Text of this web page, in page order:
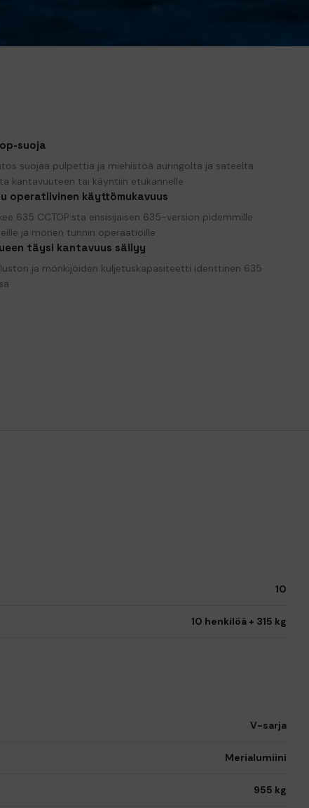
suoja
suojaa pulpettia ja miehistöä auringolta ja sateelta
kantavuuteen tai käyntiin etukannelle
operatiivinen käyttömukavuus
635 CCTOP:sta ensisijaisen 635-version pidemmille
ja monen tunnin operaatioille
täysi kantavuus säilyy
ja mönkijöiden kuljetuskapasiteetti identtinen 635
10
10 henkilöä + 315 kg
V-sarja
Merialumiini
955 kg